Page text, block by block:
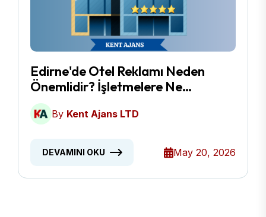
Edirne'de Otel Reklamı Neden
Önemlidir? İşletmelere Ne
Kazandırır?
By Kent Ajans LTD
DEVAMINI OKU May 20, 2026